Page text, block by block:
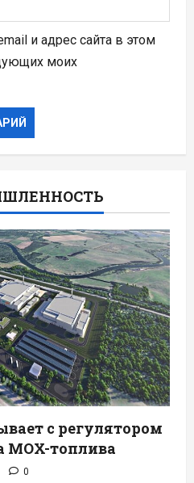
и адрес сайта в этом
моих
с регулятором
топлива
0